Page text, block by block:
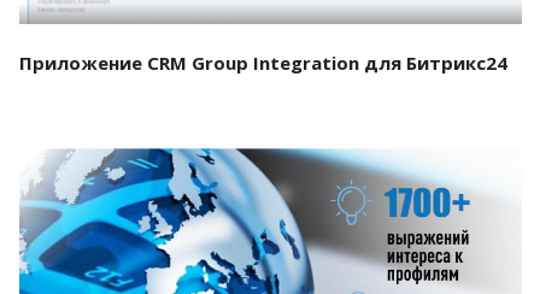
Приложение CRM Group Integration для Битрикс24